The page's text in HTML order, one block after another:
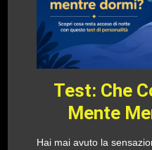
Test: Che
Mente
Hai mai avuto la